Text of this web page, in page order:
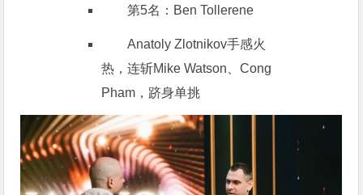
第5名：Ben Tollerene
Anatoly Zlotnikov手感火
热，连斩Mike Watson、Cong
Pham，跻身单挑